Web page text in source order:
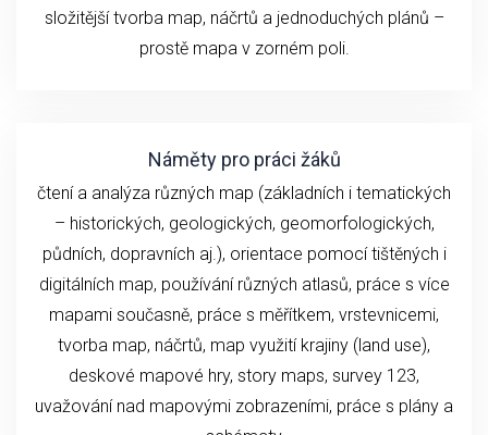
složitější tvorba map, náčrtů a jednoduchých plánů –
prostě mapa v zorném poli.
Náměty pro práci žáků
čtení a analýza různých map (základních i tematických
– historických, geologických, geomorfologických,
půdních, dopravních aj.), orientace pomocí tištěných i
digitálních map, používání různých atlasů, práce s více
mapami současně, práce s měřítkem, vrstevnicemi,
tvorba map, náčrtů, map využití krajiny (land use),
deskové mapové hry, story maps, survey 123,
uvažování nad mapovými zobrazeními, práce s plány a